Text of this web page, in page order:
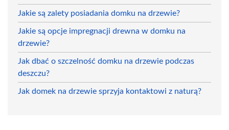
Jakie są zalety posiadania domku na drzewie?
Jakie są opcje impregnacji drewna w domku na
drzewie?
Jak dbać o szczelność domku na drzewie podczas
deszczu?
Jak domek na drzewie sprzyja kontaktowi z naturą?